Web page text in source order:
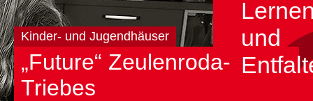
Kinder- und Jugendhäuser
„Future“ Zeulenroda-
Triebes
und